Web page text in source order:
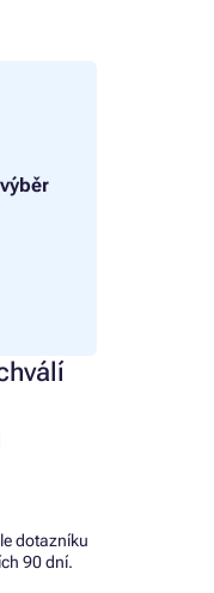
dotazníku
90 dní.